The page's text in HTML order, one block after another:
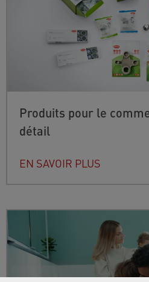
Produits pour le
détail
EN SAVOIR PLUS